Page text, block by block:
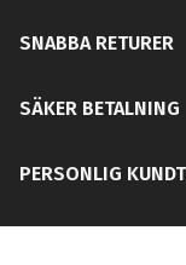
SNABBA RETURER
SÄKER BETALNING
PERSONLIG